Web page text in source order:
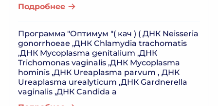
Подробнее
Программа "Оптимум "( кач ) ( ДНК Neisseria
gonorrhoeae ,ДНК Chlamydia trachomatis
,ДНК Mycoplasma genitalium ,ДНК
Trichomonas vaginalis ,ДНК Mycoplasma
hominis ,ДНК Ureaplasma parvum , ДНК
Ureaplasma urealyticum ,ДНК Gardnerella
vaginalis ,ДНК Candida a